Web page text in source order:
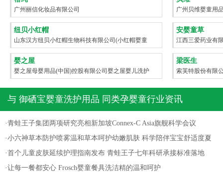
广州丽信化妆品有限公司 广州贝维婴童用
纽贝小红帽
山东汉方纽贝小红帽生物科技有限公司(小红帽婴童
洗护）
安婴童草
江西三爱药业有
婴之屋
婴之屋母婴用品(中国)控股有限公司婴之屋婴儿洗护
系列
梁医生
索芙特股份有限
与 御硒宝婴童洗护用品 同类孕婴童行业资讯
·青蛙王子集团两项研究亮相新加坡Connex-C Asia旗舰科学会议
·小六神草本防护喷雾温和草本呵护幼嫩肌肤 科学陪伴宝宝舒适度夏
·首个儿童皮肤延续护理指南发布 青蛙王子七年科研承接标准落地
·让每一餐都安心 Frosch婴童餐具洗洁精的温和呵护